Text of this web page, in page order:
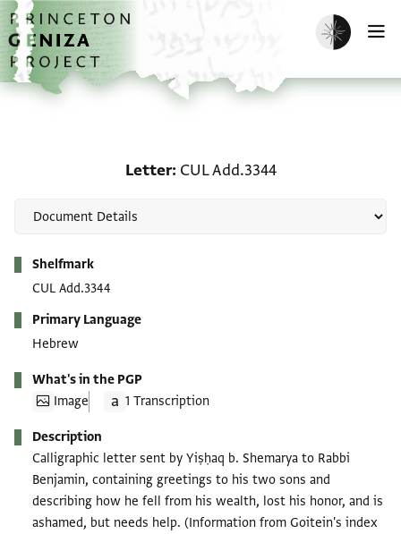
Skip to main content
home
Enable dark
Letter CUL Add.3344
Shelfmark
CUL Add.3344
Primary Language
Hebrew
What's in the PGP
Image
1 Transcription
Description
Calligraphic letter sent by Yiṣḥaq b. Shemarya to Rabbi
Benjamin, containing greetings to his two sons and
describing how he fell from his wealth, lost his honor, and is
ashamed, but needs help. (Information from Goitein's index